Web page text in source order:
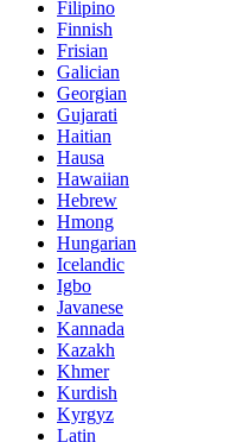
Filipino
Finnish
Frisian
Galician
Georgian
Gujarati
Haitian
Hausa
Hawaiian
Hebrew
Hmong
Hungarian
Icelandic
Igbo
Javanese
Kannada
Kazakh
Khmer
Kurdish
Kyrgyz
Latin